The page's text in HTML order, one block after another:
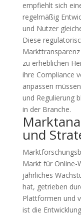
empfiehlt sich
regelmäßig
und Nutzer
Diese
zu erheblichen
ihre Compliance
anpassen
und Regulierung
in der Branche.
und
Markt für Online-
jährliches
hat, getrieben
Plattformen und
ist die